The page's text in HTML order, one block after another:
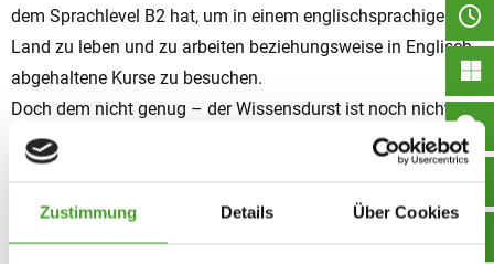
Zustimmung Details Über Cookies
dem Sprachlevel B2 hat, um in einem englischsprachigen
Land zu leben und zu arbeiten beziehungsweise in Englisch
abgehaltene Kurse zu besuchen.
Doch dem nicht genug – der Wissensdurst ist noch nicht
gestillt.
So werden die engagierten Schülerinnen und Schüler im
bereits gestarteten CAE-Vorbereitungskurs die